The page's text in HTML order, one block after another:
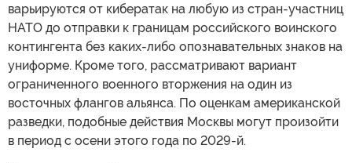
варьируются от кибератак на любую из стран-участниц
НАТО до отправки к границам российского воинского
контингента без каких-либо опознавательных знаков на
униформе. Кроме того, рассматривают вариант
ограниченного военного вторжения на один из
восточных флангов альянса. По оценкам американской
разведки, подобные действия Москвы могут произойти
в период с осени этого года по 2029-й.